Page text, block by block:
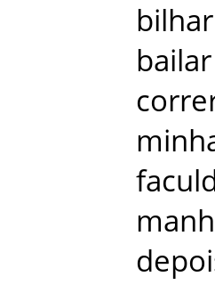
bilhar
bailar